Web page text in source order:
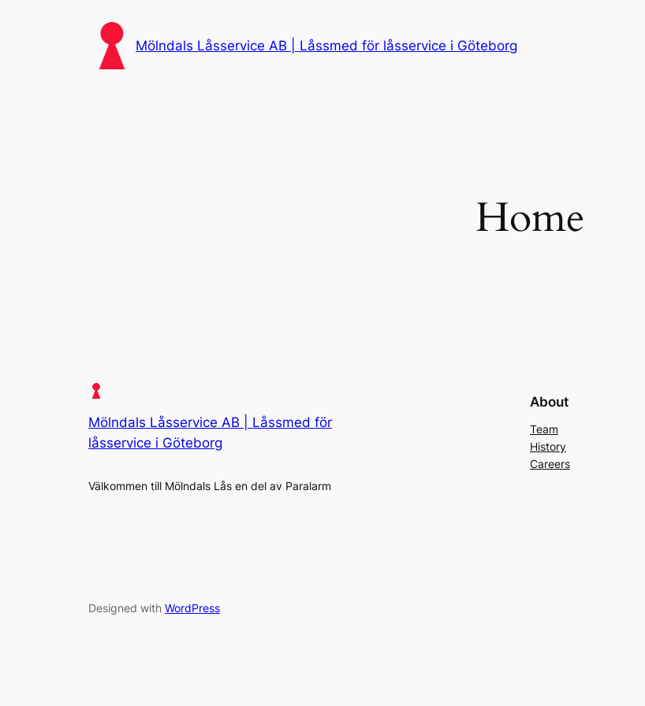
Mölndals Låsservice AB | Låssmed för låsservice i Göteborg
Home
Mölndals Låsservice AB | Låssmed för
låsservice i Göteborg
Välkommen till Mölndals Lås en del av Paralarm
About
Team
History
Careers
Designed with WordPress